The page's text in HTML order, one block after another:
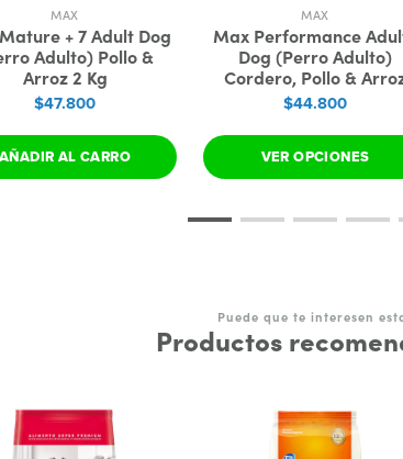
MAX
+ 7 Adult Dog
Adulto) Pollo &
Arroz 2 Kg
$47.800
AÑADIR AL CARRO
MAX
Max Performance
Dog (Perro Adulto)
Cordero, Pollo &
$44.800
VER OPCIONES
Puede que te interesen
Productos